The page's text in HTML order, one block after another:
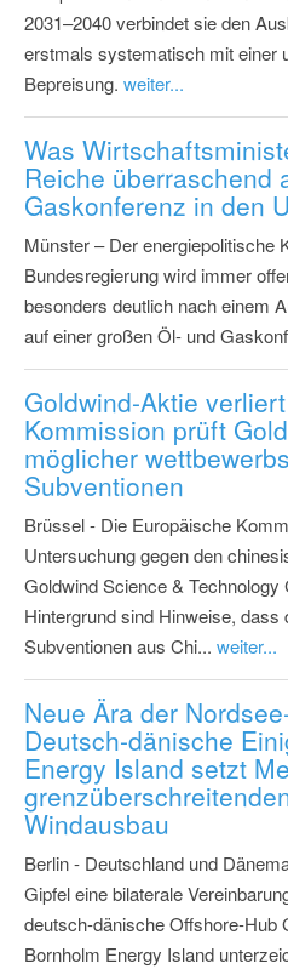
2031–2040 verbindet sie den
erstmals systematisch mit einer
Bepreisung. weiter...
Was
Reiche überraschend
Gaskonferenz in den
Münster – Der energiepolitische
Bundesregierung wird immer
besonders deutlich nach einem
auf einer großen Öl- und
Goldwind-Aktie
Kommission prüft
möglicher
Subventionen
Brüssel - Die Europäische
Untersuchung gegen den
Goldwind Science & Technology
Hintergrund sind Hinweise,
Subventionen aus Chi... weiter...
Neue Ära der
Deutsch-dänische
Energy Island setzt
Windausbau
Berlin - Deutschland und
Gipfel eine bilaterale
deutsch-dänische Offshore-Hub
Bornholm Energy Island